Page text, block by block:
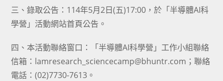
三、錄取公告：114年5月2日(五)17:00，於「半導體AI科
學營」活動網站首頁公告。
四、本活動聯絡窗口：「半導體AI科學營」工作小組聯絡
信箱：lamresearch_sciencecamp@bhuntr.com；聯絡
電話：(02)7730-7613。